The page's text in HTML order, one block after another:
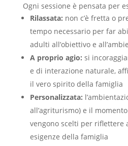
Ogni sessione è pensata per
Rilassata: non c’è fretta o
tempo necessario per far
adulti all’obiettivo e
A proprio agio: si
e di interazione naturale,
il vero spirito della famiglia
Personalizzata:
all’agriturismo) e il
vengono scelti per riflettere
esigenze della famiglia